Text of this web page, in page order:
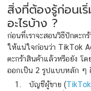
สิ่งที่ต้องรู้ก่อนเ
อะไรบ้าง ?
ก่อนที่เราจะสอนวิธีปักตะ
ให้แน่ใจก่อนว่า TikTok
ตะกร้าสินค้าแล้วหรือยัง โ
ออกเป็น 2 รูปแบบหลัก ๆ
บัญชีผู้ขาย (